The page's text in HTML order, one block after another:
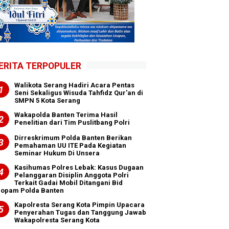
TERPOPULER
Walikota Serang Hadiri Acara Pentas
Seni Sekaligus Wisuda Tahfidz Qur'an di
SMPN 5 Kota Serang
Wakapolda Banten Terima Hasil
Penelitian dari Tim Puslitbang Polri
Dirreskrimum Polda Banten Berikan
Pemahaman UU ITE Pada Kegiatan
Seminar Hukum Di Unsera
Kasihumas Polres Lebak: Kasus Dugaan
Pelanggaran Disiplin Anggota Polri
Terkait Gadai Mobil Ditangani Bid
Polda Banten
Kapolresta Serang Kota Pimpin Upacara
Penyerahan Tugas dan Tanggung Jawab
Wakapolresta Serang Kota